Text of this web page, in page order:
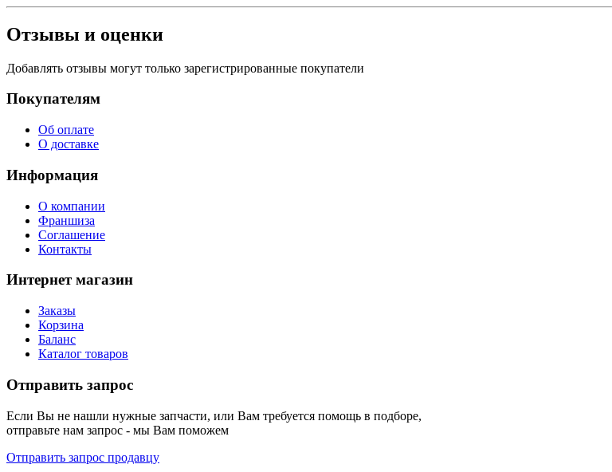
Отзывы и оценки
Добавлять отзывы могут только зарегистрированные покупатели
Покупателям
Об оплате
О доставке
Информация
О компании
Франшиза
Соглашение
Контакты
Интернет магазин
Заказы
Корзина
Баланс
Каталог товаров
Отправить запрос
Если Вы не нашли нужные запчасти, или Вам требуется помощь в подборе,
отправьте нам запрос - мы Вам поможем
Отправить запрос продавцу